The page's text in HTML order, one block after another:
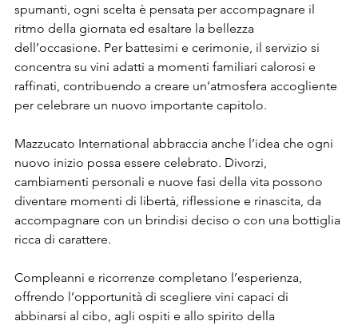
spumanti, ogni scelta è pensata per accompagnare il
ritmo della giornata ed esaltare la bellezza
dell’occasione. Per battesimi e cerimonie, il servizio si
concentra su vini adatti a momenti familiari calorosi e
raffinati, contribuendo a creare un’atmosfera accogliente
per celebrare un nuovo importante capitolo.
Mazzucato International abbraccia anche l’idea che ogni
nuovo inizio possa essere celebrato. Divorzi,
cambiamenti personali e nuove fasi della vita possono
diventare momenti di libertà, riflessione e rinascita, da
accompagnare con un brindisi deciso o con una bottiglia
ricca di carattere.
Compleanni e ricorrenze completano l’esperienza,
offrendo l’opportunità di scegliere vini capaci di
abbinarsi al cibo, agli ospiti e allo spirito della